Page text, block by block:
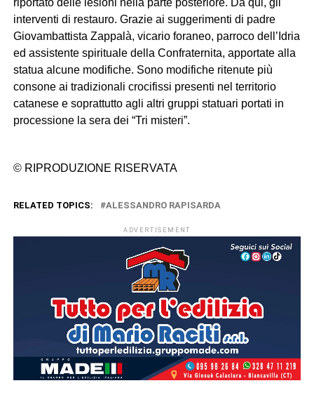
riportato delle lesioni nella parte posteriore. Da qui, gli
interventi di restauro. Grazie ai suggerimenti di padre
Giovambattista Zappalà, vicario foraneo, parroco dell’Idria
ed assistente spirituale della Confraternita, apportate alla
statua alcune modifiche. Sono modifiche ritenute più
consone ai tradizionali crocifissi presenti nel territorio
catanese e soprattutto agli altri gruppi statuari portati in
processione la sera dei “Tri misteri”.
© RIPRODUZIONE RISERVATA
RELATED TOPICS: ALESSANDRO RAPISARDA
ADVERTISEMENT